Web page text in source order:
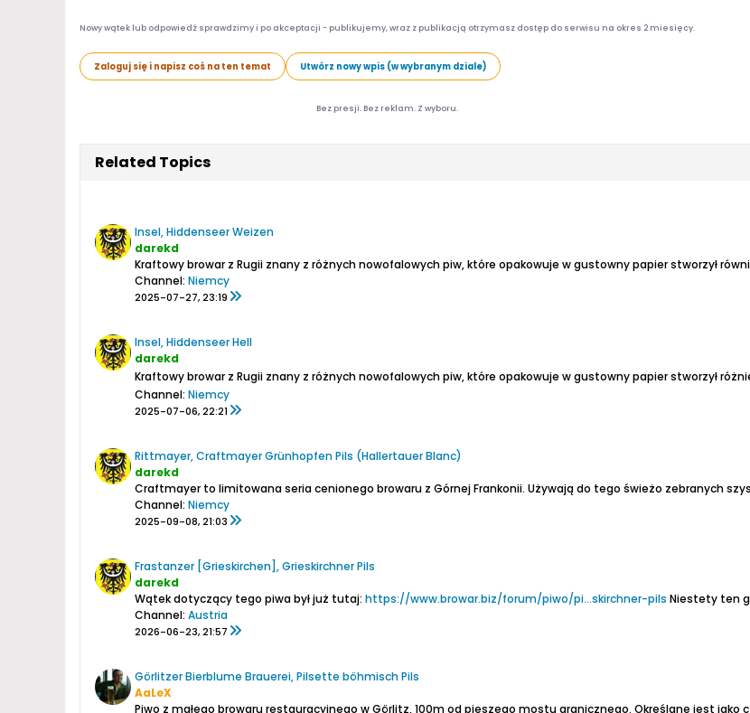
Nowy wątek lub odpowiedź sprawdzimy i po akceptacji - publikujemy, wraz z publikacją otrzymasz dostęp do serwisu na okres 2 miesięcy.
Zaloguj się i napisz coś na ten temat Utwórz nowy wpis (w wybranym dziale)
Bez presji. Bez reklam. Z wyboru.
Related Topics
Insel, Hiddenseer Weizen
darekd
Kraftowy browar z Rugii znany z różnych nowofalowych piw, które opakowuje w gustowny papier stworzył
Channel: Niemcy
2025-07-27, 23:19
Insel, Hiddenseer Hell
darekd
Kraftowy browar z Rugii znany z różnych nowofalowych piw, które opakowuje w gustowny papier stworzył
Channel: Niemcy
2025-07-06, 22:21
Rittmayer, Craftmayer Grünhopfen Pils (Hallertauer Blanc)
darekd
Craftmayer to limitowana seria cenionego browaru z Górnej Frankonii. Używają do tego świeżo zebranych
Channel: Niemcy
2025-09-08, 21:03
Frastanzer [Grieskirchen], Grieskirchner Pils
darekd
Wątek dotyczący tego piwa był już tutaj: https://www.browar.biz/forum/piwo/pi...skirchner-pils Niestety ten
Channel: Austria
2026-06-23, 21:57
Görlitzer Bierblume Brauerei, Pilsette böhmisch Pils
AaLeX